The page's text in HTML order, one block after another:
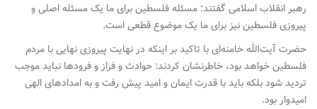
رهبر انقلاب اسلامی گفتند: مسئله فلسطین برای ما یک مسئله اصلی و
پیروزی فلسطین نیز برای ما یک موضوع قطعی است.
حضرت آیت‌الله خامنه‌ای با تاکید بر اینکه در نهایت پیروزی نهایی با مردم
فلسطین خواهد بود، خاطرنشان کردند: حوادث و فراز و فرودها نباید موجب
تردید شود بلکه باید با قدرت ایمان و امید پیش رفت و به امدادهای الهی
امیدوار بود.